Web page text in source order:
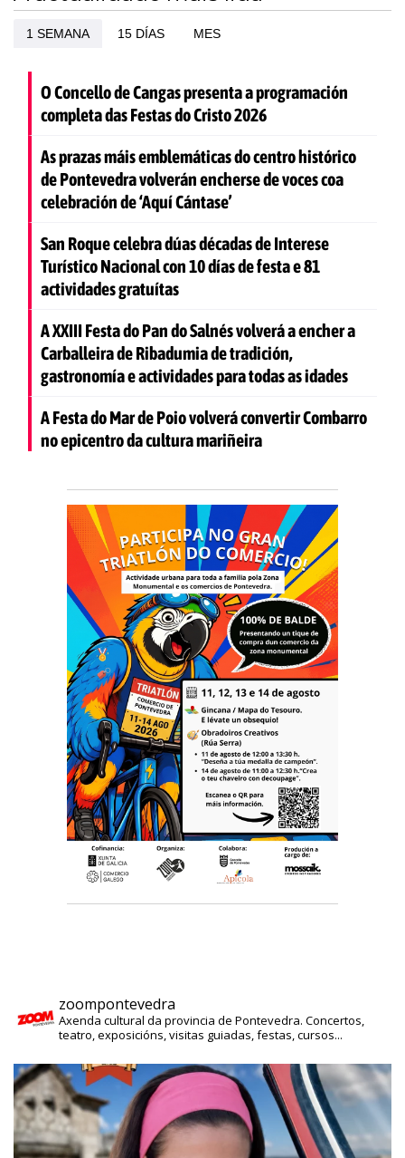
1 SEMANA 15 DÍAS MES
O Concello de Cangas presenta a programación
completa das Festas do Cristo 2026
As prazas máis emblemáticas do centro histórico
de Pontevedra volverán encherse de voces coa
celebración de ‘Aquí Cántase’
San Roque celebra dúas décadas de Interese
Turístico Nacional con 10 días de festa e 81
actividades gratuítas
A XXIII Festa do Pan do Salnés volverá a encher a
Carballeira de Ribadumia de tradición,
gastronomía e actividades para todas as idades
A Festa do Mar de Poio volverá convertir Combarro
no epicentro da cultura mariñeira
zoompontevedra
Axenda cultural da provincia de Pontevedra. Concertos,
teatro, exposicións, visitas guiadas, festas, cursos...